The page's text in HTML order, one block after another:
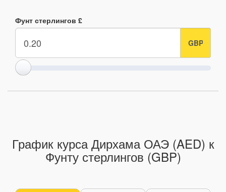
Фунт стерлингов £
График курса Дирхама ОАЭ (AED) к
Фунту стерлингов (GBP)